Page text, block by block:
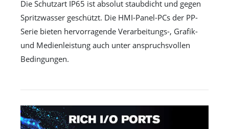
Die Schutzart IP65 ist absolut staubdicht und gegen
Spritzwasser geschützt. Die HMI-Panel-PCs der PP-
Serie bieten hervorragende Verarbeitungs-, Grafik-
und Medienleistung auch unter anspruchsvollen
Bedingungen.